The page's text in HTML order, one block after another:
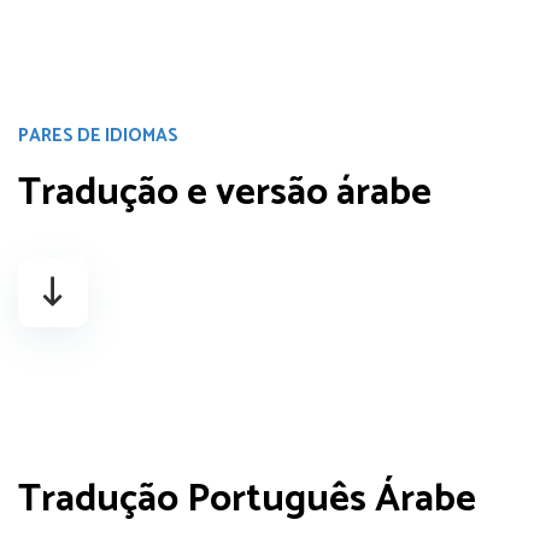
PARES DE IDIOMAS
Tradução eversão árabe
TraduçãoPortuguês Árabe